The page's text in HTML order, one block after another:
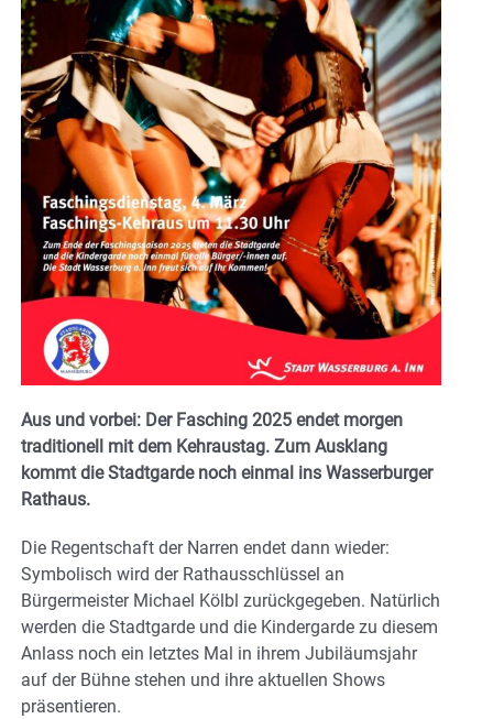
Aus und vorbei: Der Fasching 2025 endet morgen
traditionell mit dem Kehraustag. Zum Ausklang
kommt die Stadtgarde noch einmal ins Wasserburger
Rathaus.
Die Regentschaft der Narren endet dann wieder:
Symbolisch wird der Rathausschlüssel an
Bürgermeister Michael Kölbl zurückgegeben. Natürlich
werden die Stadtgarde und die Kindergarde zu diesem
Anlass noch ein letztes Mal in ihrem Jubiläumsjahr
auf der Bühne stehen und ihre aktuellen Shows
präsentieren.